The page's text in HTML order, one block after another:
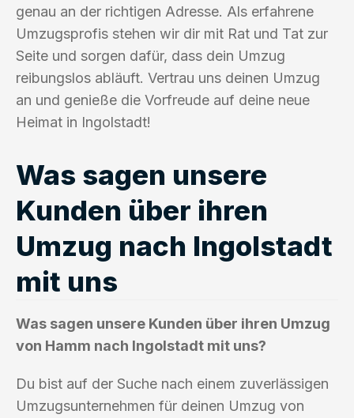
genau an der richtigen Adresse. Als erfahrene
Umzugsprofis stehen wir dir mit Rat und Tat zur
Seite und sorgen dafür, dass dein Umzug
reibungslos abläuft. Vertrau uns deinen Umzug
an und genieße die Vorfreude auf deine neue
Heimat in Ingolstadt!
Was sagen unsere
Kunden über ihren
Umzug nach Ingolstadt
mit uns
Was sagen unsere Kunden über ihren Umzug
von Hamm nach Ingolstadt mit uns?
Du bist auf der Suche nach einem zuverlässigen
Umzugsunternehmen für deinen Umzug von